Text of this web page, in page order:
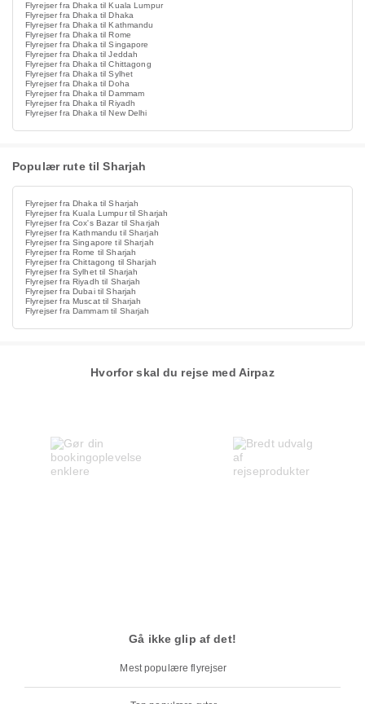
Flyrejser fra Dhaka til Kuala Lumpur
Flyrejser fra Dhaka til Dhaka
Flyrejser fra Dhaka til Kathmandu
Flyrejser fra Dhaka til Rome
Flyrejser fra Dhaka til Singapore
Flyrejser fra Dhaka til Jeddah
Flyrejser fra Dhaka til Chittagong
Flyrejser fra Dhaka til Sylhet
Flyrejser fra Dhaka til Doha
Flyrejser fra Dhaka til Dammam
Flyrejser fra Dhaka til Riyadh
Flyrejser fra Dhaka til New Delhi
Populær rute til Sharjah
Flyrejser fra Dhaka til Sharjah
Flyrejser fra Kuala Lumpur til Sharjah
Flyrejser fra Cox's Bazar til Sharjah
Flyrejser fra Kathmandu til Sharjah
Flyrejser fra Singapore til Sharjah
Flyrejser fra Rome til Sharjah
Flyrejser fra Chittagong til Sharjah
Flyrejser fra Sylhet til Sharjah
Flyrejser fra Riyadh til Sharjah
Flyrejser fra Dubai til Sharjah
Flyrejser fra Muscat til Sharjah
Flyrejser fra Dammam til Sharjah
Hvorfor skal du rejse med Airpaz
Gå ikke glip af det!
Mest populære flyrejser